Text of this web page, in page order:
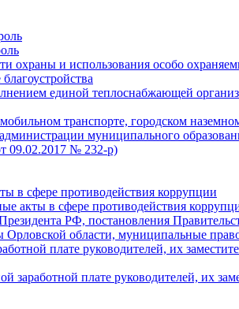
охраны и использования особо
единой теплоснабжающей
транспорте, городском
муниципального
09.02.2017 № 232-р)
в сфере противодействия коррупции
акты в сфере противодействия
РФ, постановления
области, муниципальные
плате руководителей, их
заработной плате руководителей, их